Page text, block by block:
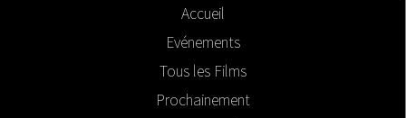
Accueil
Evénements
Tous les Films
Prochainement